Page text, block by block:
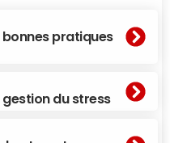
bonnes pratiques
du stress